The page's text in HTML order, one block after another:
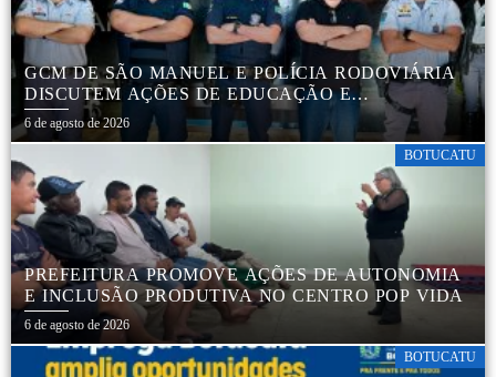
GCM DE SÃO MANUEL E POLÍCIA RODOVIÁRIA
DISCUTEM AÇÕES DE EDUCAÇÃO E
SEGURANÇA NO TRÂNSITO
6 de agosto de 2026
BOTUCATU
PREFEITURA PROMOVE AÇÕES DE AUTONOMIA
E INCLUSÃO PRODUTIVA NO CENTRO POP VIDA
6 de agosto de 2026
BOTUCATU